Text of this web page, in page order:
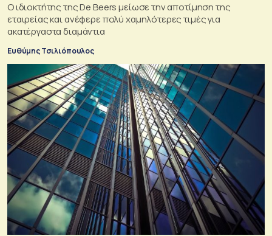
Ο ιδιοκτήτης της De Beers μείωσε την αποτίμηση της
εταιρείας και ανέφερε πολύ χαμηλότερες τιμές για
ακατέργαστα διαμάντια
Ευθύμης Τσιλιόπουλος